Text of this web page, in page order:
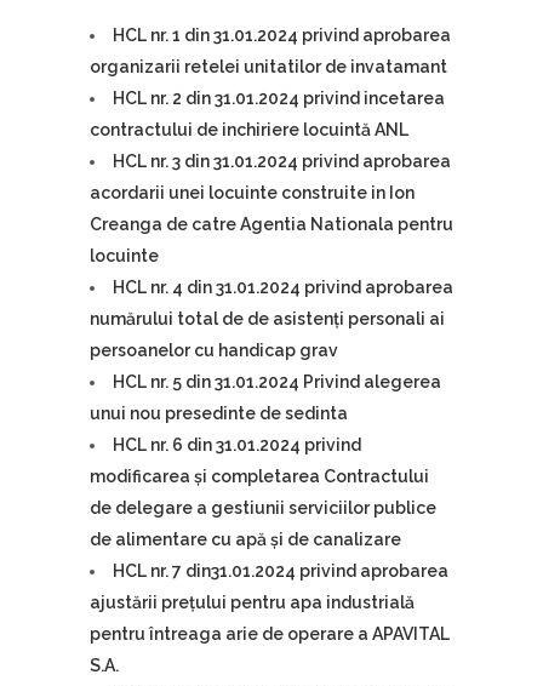
HCL nr. 1 din 31.01.2024 privind aprobarea
organizarii retelei unitatilor de invatamant
HCL nr. 2 din 31.01.2024 privind incetarea
contractului de inchiriere locuintă ANL
HCL nr. 3 din 31.01.2024 privind aprobarea
acordarii unei locuinte construite in Ion
Creanga de catre Agentia Nationala pentru
locuinte
HCL nr. 4 din 31.01.2024 privind aprobarea
numărului total de de asistenți personali ai
persoanelor cu handicap grav
HCL nr. 5 din 31.01.2024 Privind alegerea
unui nou presedinte de sedinta
HCL nr. 6 din 31.01.2024 privind
modificarea și completarea Contractului
de delegare a gestiunii serviciilor publice
de alimentare cu apă și de canalizare
HCL nr. 7 din31.01.2024 privind aprobarea
ajustării prețului pentru apa industrială
pentru întreaga arie de operare a APAVITAL
S.A.